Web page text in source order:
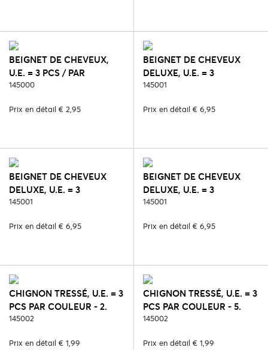
BEIGNET DE CHEVEUX,
U.E. = 3 PCS / PAR
COULEUR - 64. BLOND
145000
Prix en détail € 2,95
BEIGNET DE CHEVEUX
DELUXE, U.E. = 3
PCS/COULEUR - 2. NOIR
145001
Prix en détail € 6,95
BEIGNET DE CHEVEUX
DELUXE, U.E. = 3
PCS/COULEUR - 5.
145001
Prix en détail € 6,95
BEIGNET DE CHEVEUX
DELUXE, U.E. = 3
PCS/COULEUR - 64.
145001
Prix en détail € 6,95
CHIGNON TRESSÉ, U.E. = 3
PCS PAR COULEUR - 2.
NOIR
145002
Prix en détail € 1,99
CHIGNON TRESSÉ, U.E. = 3
PCS PAR COULEUR - 5.
MARRON
145002
Prix en détail € 1,99